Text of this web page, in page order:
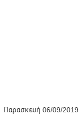
Παρασκευή 06/09/2019